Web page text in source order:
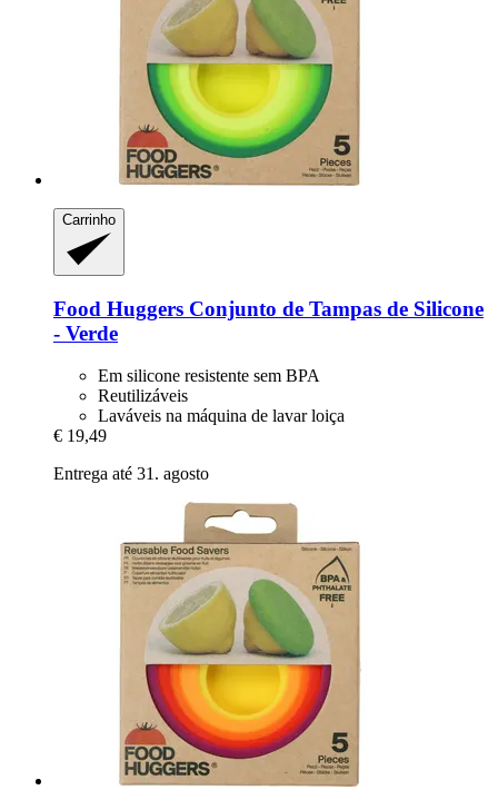
Carrinho
Food Huggers Conjunto de Tampas de Silicone
-​ Verde
Em silicone resistente sem BPA
Reutilizáveis
Laváveis na máquina de lavar loiça
€ 19,49
Entrega até 31. agosto